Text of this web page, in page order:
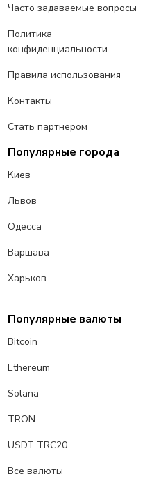
Часто задаваемые вопросы
Политика
конфиденциальности
Правила использования
Контакты
Стать партнером
Популярные города
Киев
Львов
Одесса
Варшава
Харьков
Популярные валюты
Bitcoin
Ethereum
Solana
TRON
USDT TRC20
Все валюты